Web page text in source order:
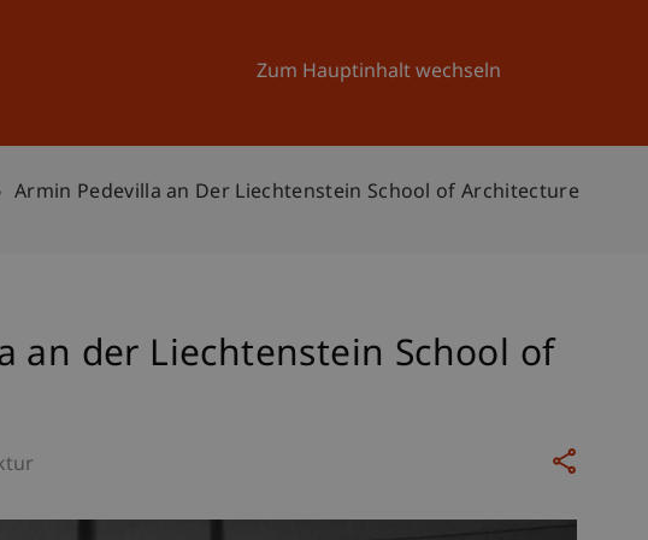
Zum Hauptinhalt wechseln
Universität Aktuelles
Armin Pedevilla an Der Liechtenstein School of Architecture
an der Liechtenstein School of